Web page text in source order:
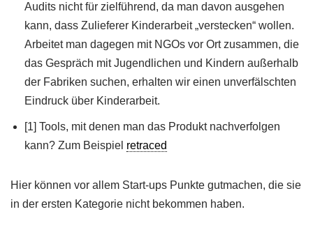
Audits nicht für zielführend, da man davon ausgehen
kann, dass Zulieferer Kinderarbeit „verstecken“ wollen.
Arbeitet man dagegen mit NGOs vor Ort zusammen, die
das Gespräch mit Jugendlichen und Kindern außerhalb
der Fabriken suchen, erhalten wir einen unverfälschten
Eindruck über Kinderarbeit.
[1] Tools, mit denen man das Produkt nachverfolgen
kann? Zum Beispiel retraced
Hier können vor allem Start-ups Punkte gutmachen, die sie
in der ersten Kategorie nicht bekommen haben.